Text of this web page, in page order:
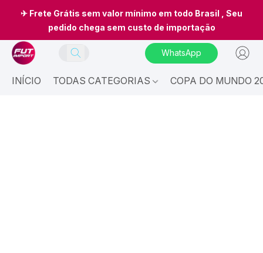
✈ Frete Grátis sem valor mínimo em todo Brasil , Seu
pedido chega sem custo de importação
WhatsApp
INÍCIO TODAS CATEGORIAS COPA DO MUNDO